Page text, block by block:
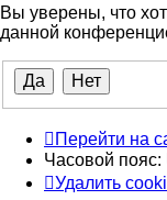
Вы уверены, что
данной
Перейти на
Часовой пояс:
Удалить